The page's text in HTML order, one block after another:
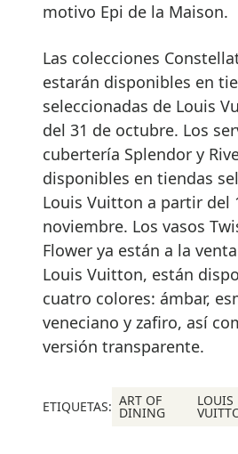
motivo Epi de la Maison.
Las colecciones
estarán disponibles en
seleccionadas de Louis
del 31 de octubre. Los
cubertería Splendor y
disponibles en tiendas
Louis Vuitton a partir del
noviembre. Los vasos
Flower ya están a la
Louis Vuitton, están
cuatro colores: ámbar,
veneciano y zafiro, así
versión transparente.
ETIQUETAS: ART OF
DINING
LOUIS